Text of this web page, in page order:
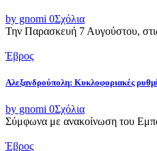
by gnomi 0Σχόλια
Την Παρασκευή 7 Αυγούστου,
Έβρος
Αλεξανδρούπολη: Κυκλοφοριακές
by gnomi 0Σχόλια
Σύμφωνα με ανακοίνωση του
Έβρος